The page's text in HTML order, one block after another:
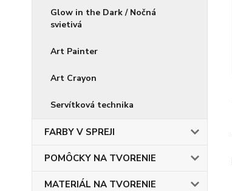
Glow in the Dark / Nočná
svietivá
Art Painter
Art Crayon
Servítková technika
FARBY V SPREJI
POMÔCKY NA TVORENIE
MATERIÁL NA TVORENIE